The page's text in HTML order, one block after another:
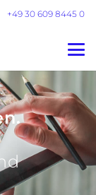
+49 30 609 8445 0